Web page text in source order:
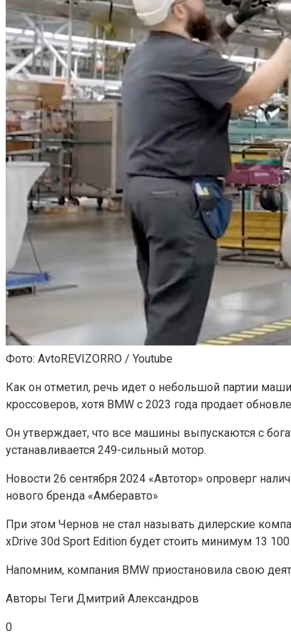
Фото: AvtoREVIZORRO / Youtube
Как он отметил, речь идет о небольшой партии
кроссоверов, хотя BMW c 2023 года продает
Он утверждает, что все машины выпускаются с
устанавливается 249-сильный мотор.
Новости 26 сентября 2024 «Автотор» опроверг
нового бренда «Амберавто»
При этом Чернов не стал называть дилерские
xDrive 30d Sport Edition будет стоить минимум 13
Напомним, компания BMW приостановила свою
Авторы Теги Дмитрий Александров
0